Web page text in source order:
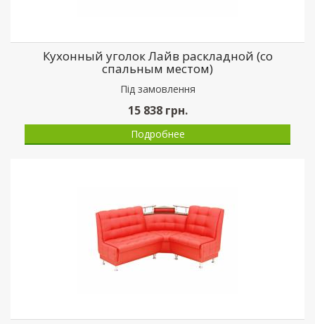
Кухонный уголок Лайв раскладной (со
спальным местом)
Пiд замовлення
15 838грн.
Подробнее